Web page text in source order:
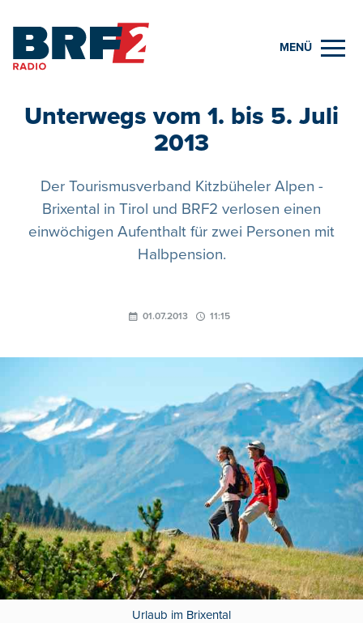
MENÜ
Unterwegs vom 1. bis 5. Juli
2013
Der Tourismusverband Kitzbüheler Alpen -
Brixental in Tirol und BRF2 verlosen einen
einwöchigen Aufenthalt für zwei Personen mit
Halbpension.
01.07.2013 11:15
Urlaub im Brixental